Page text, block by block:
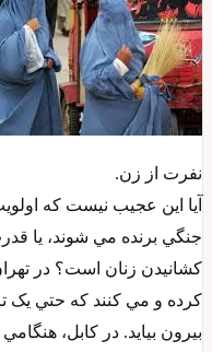
نفرت از زن.
آيا اين عجيب نيست که
جنگي برنده مي شوند، يا
کشانيدن زنان است؟ در
کرده و مي کنند که حتي يک
بيرون بيايد. در کابل،